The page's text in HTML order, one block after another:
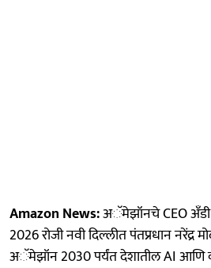
Amazon News:अॅमेझॉनचे CEO
2026 रोजी नवी दिल्लीत पंतप्रधान नरेंद्र
अॅमेझॉन 2030 पर्यंत देशातील AI आणि